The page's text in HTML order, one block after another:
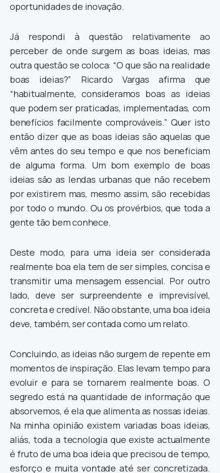
oportunidades de inovação.
Já respondi à questão relativamente ao
perceber de onde surgem as boas ideias, mas
outra questão se coloca: “O que são na realidade
boas ideias?” Ricardo Vargas afirma que
“habitualmente, consideramos boas as ideias
que podem ser praticadas, implementadas, com
benefícios facilmente comprováveis.” Quer isto
então dizer que as boas ideias são aquelas que
vêm antes do seu tempo e que nos beneficiam
de alguma forma. Um bom exemplo de boas
ideias são as lendas urbanas que não recebem
por existirem mas, mesmo assim, são recebidas
por todo o mundo. Ou os provérbios, que toda a
gente tão bem conhece.
Deste modo, para uma ideia ser considerada
realmente boa ela tem de ser simples, concisa e
transmitir uma mensagem essencial. Por outro
lado, deve ser surpreendente e imprevisível,
concreta e credível. Não obstante, uma boa ideia
deve, também, ser contada como um relato.
Concluindo, as ideias não surgem de repente em
momentos de inspiração. Elas levam tempo para
evoluir e para se tornarem realmente boas. O
segredo está na quantidade de informação que
absorvemos, é ela que alimenta as nossas ideias.
Na minha opinião existem variadas boas ideias,
aliás, toda a tecnologia que existe actualmente
é fruto de uma boa ideia que precisou de tempo,
esforço e muita vontade até ser concretizada.